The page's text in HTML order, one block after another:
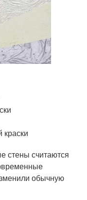
стены считаются
обычную